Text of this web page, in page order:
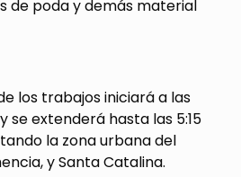
de poda y demás material
los trabajos iniciará a las
se extenderá hasta las 5:15
la zona urbana del
y Santa Catalina.